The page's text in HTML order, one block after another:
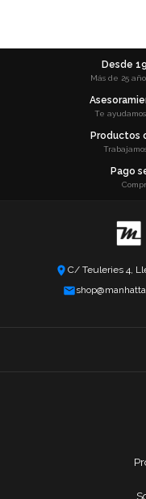
Desde
Más de 25
Te
Productos
Pago
C/ Teuleries 4,